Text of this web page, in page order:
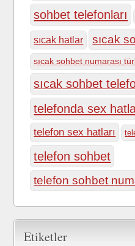
sohbet telefonları
sıcak hatlar sıcak
sıcak sohbet numarası
sıcak sohbet
telefonda sex
telefon sex hatları
telefon sohbet
telefon sohbet
Etiketler